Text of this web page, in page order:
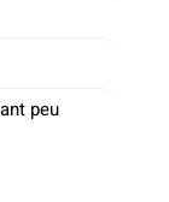
peu